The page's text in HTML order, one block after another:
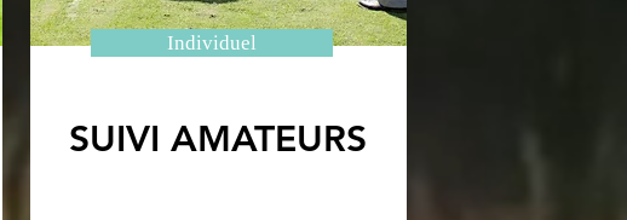
Individuel
SUIVI AMATEURS